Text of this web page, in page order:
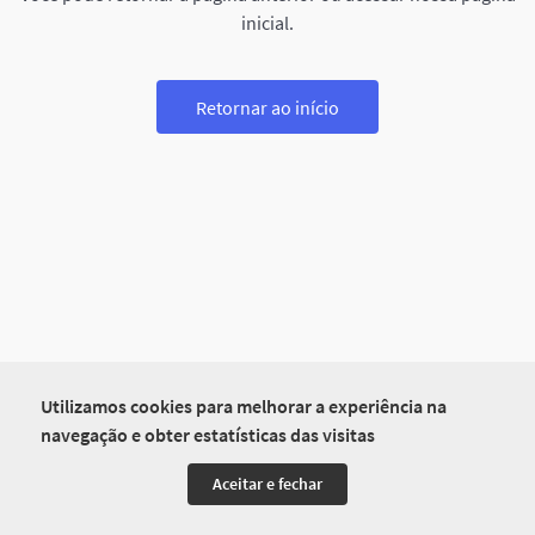
Utilizamos cookies para melhorar a experiência na
navegação e obter estatísticas das visitas
Aceitar e fechar
inicial.
Retornar ao início